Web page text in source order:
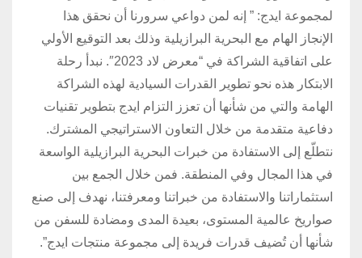
لمجموعة ايدج: ” إنه لمن دواعي سرورنا أن نحقق هذا
الإنجاز الهام مع البحرية البرازيلية وذلك بعد التوقيع الأولي
على اتفاقية الشراكة في “معرض لاد 2023″. نبدأ رحلة
الابتكار هذه نحو تطوير القدرات السيادية لهذه الشراكة
الهامة والتي من شأنها أن تعزز التزام ايدج بتطوير تقنيات
دفاعية متقدمة من خلال التعاون الاستراتيجي المشترك.
نتطلّع إلى الاستفادة من خبرات البحرية البرازيلية الواسعة
في هذا المجال وفي المنطقة. فمن خلال الجمع بين
استثماراتنا والاستفادة من خبراتنا ومعرفتنا، نهدف إلى صنع
صواريخ عالمية المستوى، بعيدة المدى ومضادة للسفن من
شأنها أن تُضيف قدرات فريدة إلى مجموعة منتجات ايدج”.